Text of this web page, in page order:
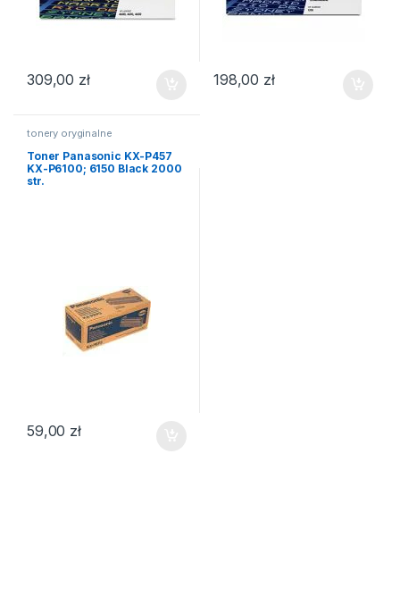
309,00 zł 198,00 zł
tonery oryginalne
Toner Panasonic KX-P457
KX-P6100; 6150 Black 2000
str.
59,00 zł